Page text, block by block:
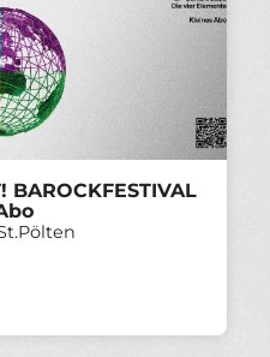
BAROCKFESTIVAL